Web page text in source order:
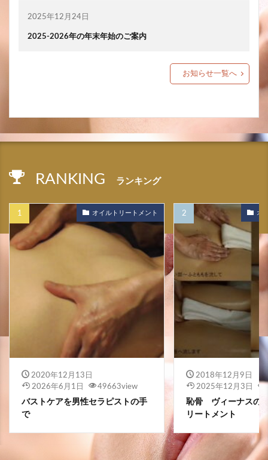
2025年12月24日
2025-2026年の年末年始のご案内
お知らせ一覧へ
RANKING ランキング
オイルトリートメント
2020年12月13日
2026年6月1日
49663view
バストケアを男性セラピストの手
で
オ
2018年12月9日
2025年12月3日
恥骨 ヴィーナスの
リートメント